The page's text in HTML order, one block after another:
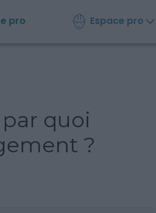
pro Espace pro
quoi
?